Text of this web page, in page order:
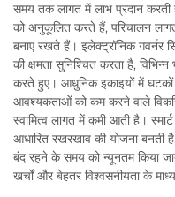
समय तक लागत में लाभ प्रदान
को अनुकूलित करते हैं, परिचालन
बनाए रखते हैं। इलेक्ट्रॉनिक गवर्नर
की क्षमता सुनिश्चित करता है,
करते हुए। आधुनिक इकाइयों में
आवश्यकताओं को कम करने वाले
स्वामित्व लागत में कमी आती है। स्मार्ट
आधारित रखरखाव की योजना बनती
बंद रहने के समय को न्यूनतम किया
खर्चों और बेहतर विश्वसनीयता के